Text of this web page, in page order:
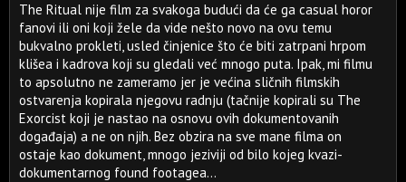
The Ritual nije film za svakoga budući da će ga casual horor
fanovi ili oni koji žele da vide nešto novo na ovu temu
bukvalno prokleti, usled činjenice što će biti zatrpani hrpom
klišea i kadrova koji su gledali već mnogo puta. Ipak, mi filmu
to apsolutno ne zameramo jer je većina sličnih filmskih
ostvarenja kopirala njegovu radnju (tačnije kopirali su The
Exorcist koji je nastao na osnovu ovih dokumentovanih
događaja) a ne on njih. Bez obzira na sve mane filma on
ostaje kao dokument, mnogo jeziviji od bilo kojeg kvazi-
dokumentarnog found footagea...